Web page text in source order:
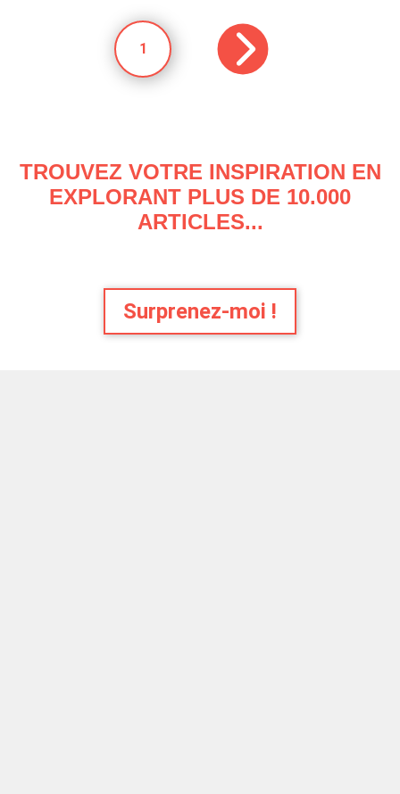
1
TROUVEZ VOTRE INSPIRATION EN
EXPLORANT PLUS DE 10.000
ARTICLES...
Surprenez-moi !